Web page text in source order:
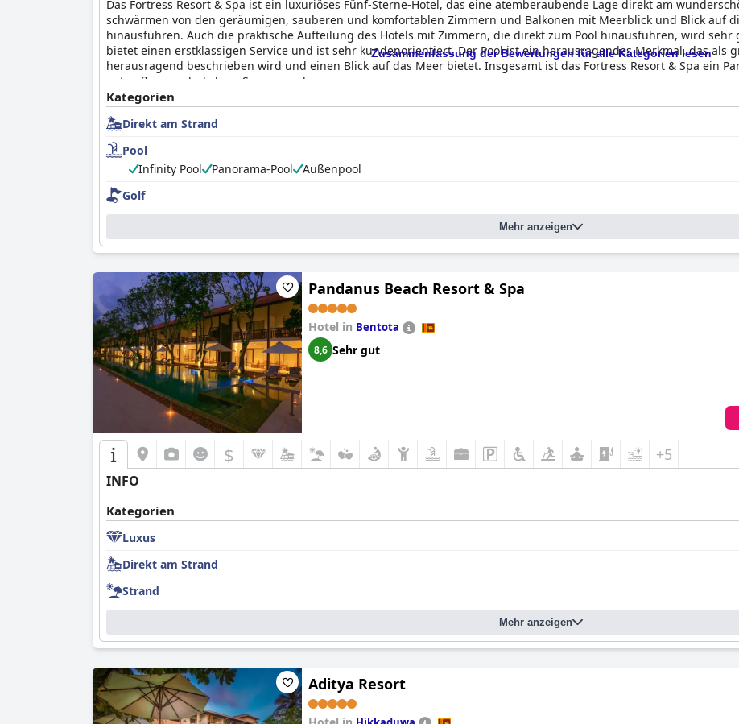
steht.
Das Fortress Resort & Spa ist ein luxuriöses Fünf-Sterne-Hotel, das eine atemberaubende Lage direkt am
schwärmen von den geräumigen, sauberen und komfortablen Zimmern und Balkonen mit Meerblick und Blick auf
hinausführen. Auch die praktische Aufteilung des Hotels mit Zimmern, die direkt zum Pool hinausführen, wird sehr
bietet einen erstklassigen Service und ist sehr kundenorientiert. Der Pool ist ein herausragendes Merkmal, das als
herausragend beschrieben wird und einen Blick auf das Meer bietet. Insgesamt ist das Fortress Resort & Spa ein
mit außergewöhnlichem Service suchen.
Zusammenfassung der Bewertungen für alle Kategorien lesen
Kategorien
Direkt am Strand
Pool
Infinity Pool
Panorama-Pool
Außenpool
Golf
Mehr anzeigen
Pandanus Beach Resort & Spa
Hotel in Bentota
8,6 Sehr gut
$ +5
INFO
Kategorien
Luxus
Direkt am Strand
Strand
Mehr anzeigen
Aditya Resort